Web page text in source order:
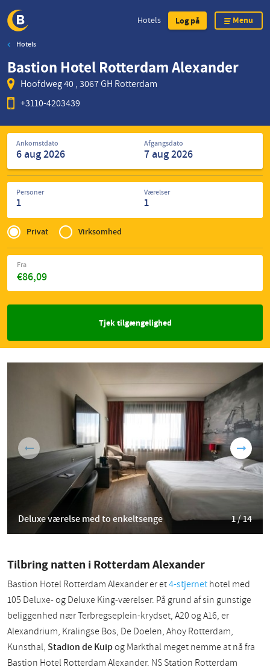
Skip
main
content
Hotels Log på Menu
Hotels
Bastion Hotel Rotterdam Alexander
Hoofdweg 40 , 3067 GH Rotterdam
+3110-4203439
Søg
efter
hoteller
Ankomstdato Afgangsdato
Personer
1
Værelser
1
Privé
of
Zakelijk
Privat Virksomhed
€86,09
Fra
Tjek tilgængelighed
Deluxe værelse med to enkeltsenge 1 / 14
Tilbring natten i Rotterdam Alexander
Bastion Hotel Rotterdam Alexander er et4-stjernethotel med
105 Deluxe- og Deluxe King-værelser. På grund af sin gunstige
beliggenhed nær Terbregseplein-krydset, A20 og A16, er
Alexandrium, Kralingse Bos, De Doelen, Ahoy Rotterdam,
Kunsthal,Stadion de Kuipog Markthal meget nemme at nå fra
Bastion Hotel Rotterdam Alexander. NS Station Rotterdam